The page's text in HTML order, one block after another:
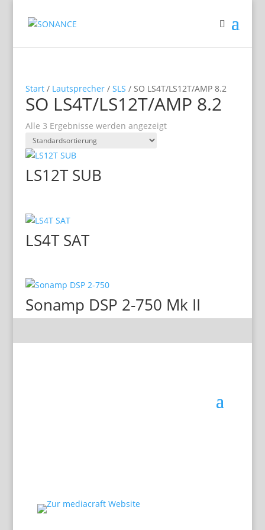
Start/ Lautsprecher/ SLS / SO LS4T/LS12T/AMP 8.2
SO LS4T/LS12T/AMP 8.2
Alle 3 Ergebnisse werden angezeigt
LS12T SUB
LS4T SAT
Sonamp DSP 2-750 Mk II